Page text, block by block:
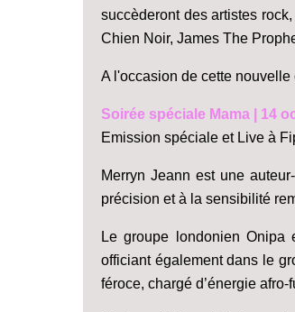
succèderont des artistes
Chien Noir, James The
A l'occasion de cette nouvelle
Soirée spéciale Mama | 14
Emission spéciale et Live à
Merryn Jeann est une
précision et à la sensibilité
Le groupe londonien Onipa
officiant également dans le
féroce, chargé d’énergie